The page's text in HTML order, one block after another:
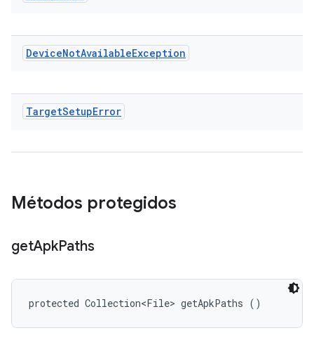
DeviceNotAvailableException
TargetSetupError
Métodos protegidos
getApkPaths
protected Collection<File> getApkPaths ()